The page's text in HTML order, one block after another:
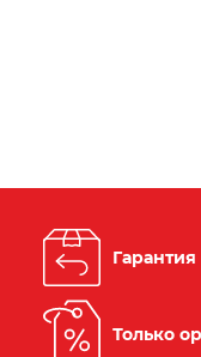
Только